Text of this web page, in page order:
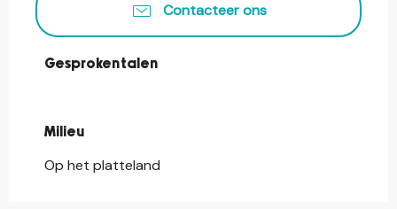
Contacteer ons
Gesproken talen
Gesproken talen
Milieu
Milieu
Op het platteland